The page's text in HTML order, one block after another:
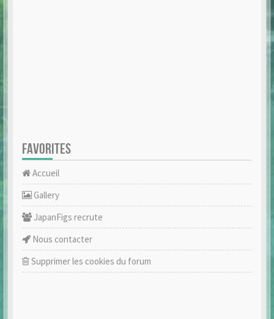
FAVORITES
Accueil
Gallery
JapanFigs recrute
Nous contacter
Supprimer les cookies du forum